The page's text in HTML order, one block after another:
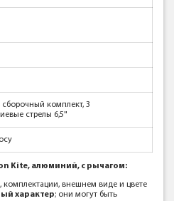
сборочный комплект, 3
стрелы 6,5"
Kite, алюминий, с рычагом:
комплектации, внешнем виде и цвете
характер; они могут быть